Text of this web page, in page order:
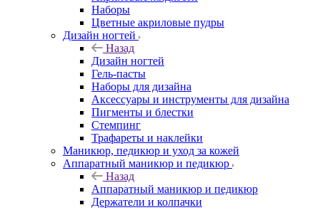
Наборы
Цветные акриловые пудры
Дизайн ногтей
Назад
Дизайн ногтей
Гель-пасты
Наборы для дизайна
Аксессуары и инструменты для дизайна
Пигменты и блестки
Стемпинг
Трафареты и наклейки
Маникюр, педикюр и уход за кожей
Аппаратный маникюр и педикюр
Назад
Аппаратный маникюр и педикюр
Держатели и колпачки